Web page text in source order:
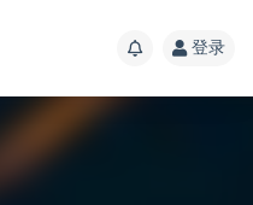
登录